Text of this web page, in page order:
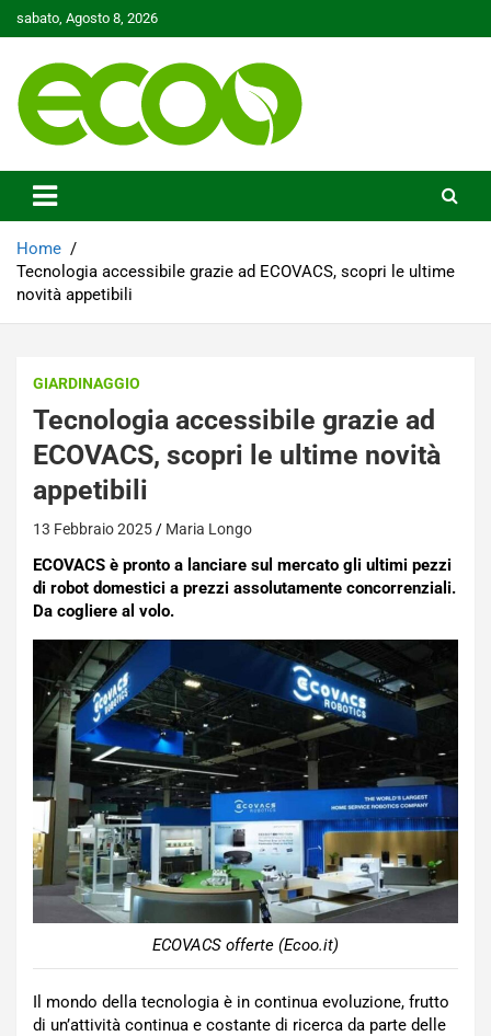
to
sabato, Agosto 8, 2026
Ecoo.it
Home
Tecnologia accessibile grazie ad ECOVACS, scopri le ultime
novità appetibili
GIARDINAGGIO
Tecnologia accessibile grazie ad
ECOVACS, scopri le ultime novità
appetibili
13 Febbraio 2025 Maria Longo
ECOVACS è pronto a lanciare sul mercato gli ultimi pezzi
di robot domestici a prezzi assolutamente concorrenziali.
Da cogliere al volo.
ECOVACS offerte (Ecoo.it)
Il mondo della tecnologia è in continua evoluzione, frutto
di un’attività continua e costante di ricerca da parte delle